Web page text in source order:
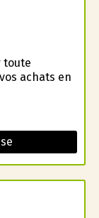
toute
achats en